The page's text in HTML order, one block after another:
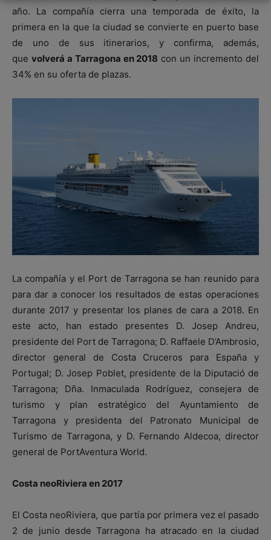
año. La compañía cierra una temporada de éxito, la
primera en la que la ciudad se convierte en puerto base
de uno de sus itinerarios, y confirma, además,
que volverá a Tarragona en 2018 con un incremento del
34% en su oferta de plazas.
La compañía y el Port de Tarragona se han reunido para
para dar a conocer los resultados de estas operaciones
durante 2017 y presentar los planes de cara a 2018. En
este acto, han estado presentes D. Josep Andreu,
presidente del Port de Tarragona; D. Raffaele D’Ambrosio,
director general de Costa Cruceros para España y
Portugal; D. Josep Poblet, presidente de la Diputació de
Tarragona; Dña. Inmaculada Rodríguez, consejera de
turismo y plan estratégico del Ayuntamiento de
Tarragona y presidenta del Patronato Municipal de
Turismo de Tarragona, y D. Fernando Aldecoa, director
general de PortAventura World.
Costa neoRiviera en 2017
El Costa neoRiviera, que partía por primera vez el pasado
2 de junio desde Tarragona ha atracado en la ciudad